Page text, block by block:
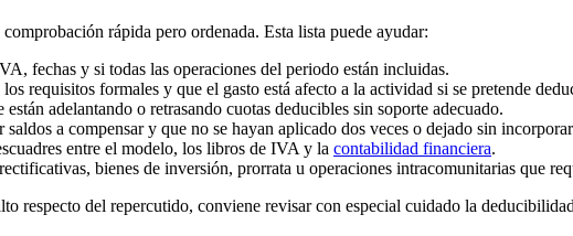
rápida pero ordenada. Esta lista puede ayudar:
fechas y si todas las operaciones del periodo están incluidas.
requisitos formales y que el gasto está afecto a la actividad si se pretende
adelantando o retrasando cuotas deducibles sin soporte adecuado.
saldos a compensar y que no se hayan aplicado dos veces o dejado sin
entre el modelo, los libros de IVA y la contabilidad financiera.
bienes de inversión, prorrata u operaciones intracomunitarias que
respecto del repercutido, conviene revisar con especial cuidado la